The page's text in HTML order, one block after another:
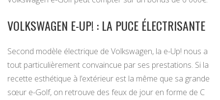
VOLKSWAGEN E-UP! : LA PUCE ÉLECTRISANTE
Second modèle électrique de Volkswagen, la e-Up! nous a
tout particulièrement convaincue par ses prestations. Si la
recette esthétique à l’extérieur est la même que sa grande
sœur e-Golf, on retrouve des feux de jour en forme de C